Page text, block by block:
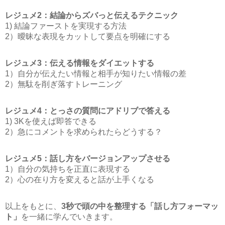
レジュメ2：結論からズバっと伝えるテクニック
1) 結論ファーストを実現する方法
2）曖昧な表現をカットして要点を明確にする
レジュメ3：伝える情報をダイエットする
1）自分が伝えたい情報と相手が知りたい情報の差
2）無駄を削ぎ落すトレーニング
レジュメ4：とっさの質問にアドリブで答える
1) 3Kを使えば即答できる
2）急にコメントを求められたらどうする？
レジュメ5：話し方をバージョンアップさせる
1）自分の気持ちを正直に表現する
2）心の在り方を変えると話が上手くなる
以上をもとに、 3秒で頭の中を整理する「話し方フォーマッ
ト」
を一緒に学んでいきます。